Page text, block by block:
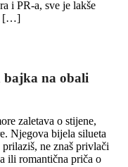
i PR-a, sve je lakše
[…]
bajka na obali
zaletava o stijene,
Njegova bijela silueta
ne znaš privlači
ili romantična priča o